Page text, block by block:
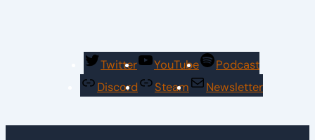
Twitter YouTube
Podcast
Discord
Steam Newsletter